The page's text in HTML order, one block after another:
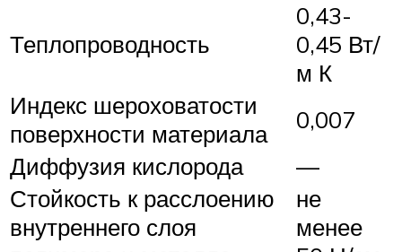
Теплопроводность
0,43-
0,45 Вт/
м К
Индекс шероховатости
поверхности материала
0,007
Диффузия кислорода
—
Стойкость к расслоению
внутреннего слоя
не
менее